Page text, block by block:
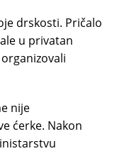
drskosti. Pričalo
u privatan
nije
ćerke. Nakon